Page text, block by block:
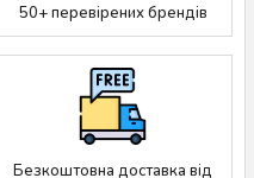
50+ перевірених брендів
Безкоштовна доставка від